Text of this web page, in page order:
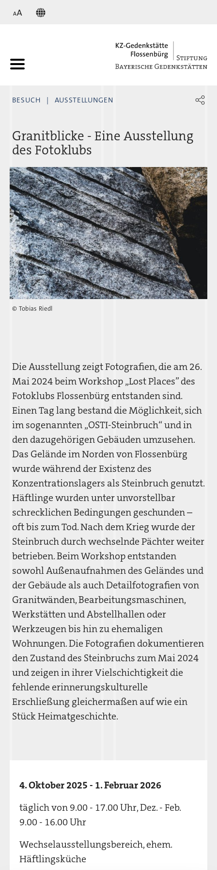
BESUCH AUSSTELLUNGEN
Granitblicke - Eine Ausstellung
des Fotoklubs
© Tobias Riedl
Die Ausstellung zeigt Fotografien, die am 26.
Mai 2024 beim Workshop „Lost Places” des
Fotoklubs Flossenbürg entstanden sind.
Einen Tag lang bestand die Möglichkeit, sich
im sogenannten „OSTI-Steinbruch“ und in
den dazugehörigen Gebäuden umzusehen.
Das Gelände im Norden von Flossenbürg
wurde während der Existenz des
Konzentrationslagers als Steinbruch genutzt.
Häftlinge wurden unter unvorstellbar
schrecklichen Bedingungen geschunden –
oft bis zum Tod. Nach dem Krieg wurde der
Steinbruch durch wechselnde Pächter weiter
betrieben. Beim Workshop entstanden
sowohl Außenaufnahmen des Geländes und
der Gebäude als auch Detailfotografien von
Granitwänden, Bearbeitungsmaschinen,
Werkstätten und Abstellhallen oder
Werkzeugen bis hin zu ehemaligen
Wohnungen. Die Fotografien dokumentieren
den Zustand des Steinbruchs zum Mai 2024
und zeigen in ihrer Vielschichtigkeit die
fehlende erinnerungskulturelle
Erschließung gleichermaßen auf wie ein
Stück Heimatgeschichte.
4. Oktober 2025 - 1. Februar 2026
täglich von 9.00 - 17.00 Uhr, Dez. - Feb.
9.00 - 16.00 Uhr
Wechselausstellungsbereich, ehem.
Häftlingsküche